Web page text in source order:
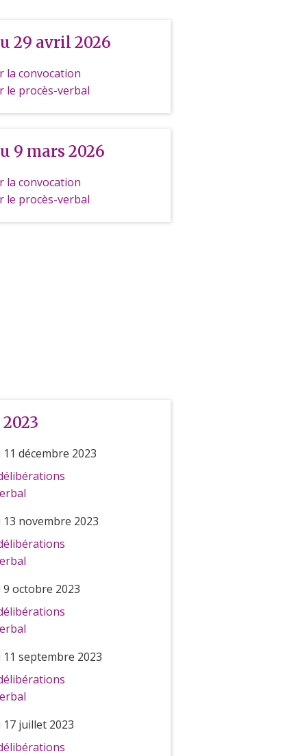
29 avril 2026
la convocation
le procès-verbal
9 mars 2026
la convocation
le procès-verbal
11 décembre 2023
13 novembre 2023
9 octobre 2023
11 septembre 2023
17 juillet 2023